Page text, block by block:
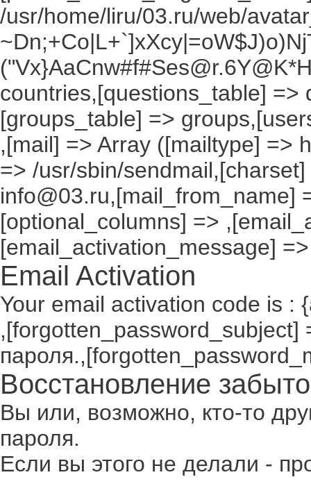
/usr/home/liru/03.ru/web/
countries,[questions_table]
[groups_table] =>
,[mail] => Array ([mailtype] =>
=> /usr/sbin/
info@03.ru,[mail_from_name]
[optional_columns] =>
[email_activation_message] =>
Email Activation
Your email activation code is :
,[forgotten_password_subject]
Восстановление
Вы или, возможно, кто-то
пароля.
Если вы этого не делали -